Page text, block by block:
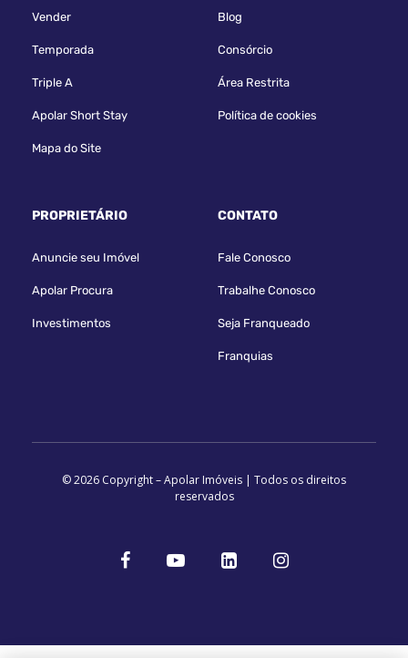
Vender
Temporada
Triple A
Apolar Short Stay
Mapa do Site
Blog
Consórcio
Área Restrita
Política de cookies
PROPRIETÁRIO
Anuncie seu Imóvel
Apolar Procura
Investimentos
CONTATO
Fale Conosco
Trabalhe Conosco
Seja Franqueado
Franquias
© 2026 Copyright – Apolar Imóveis | Todos os direitos
reservados